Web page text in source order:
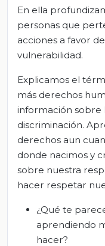
En ella
personas que
acciones a favor
vulnerabilidad.
Explicamos el
más derechos
información sobre
discriminación.
derechos aun
donde nacimos y
sobre nuestra
hacer respetar
¿Qué te
aprendiendo
hacer?